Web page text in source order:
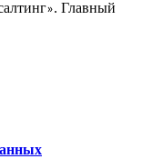
». Главный